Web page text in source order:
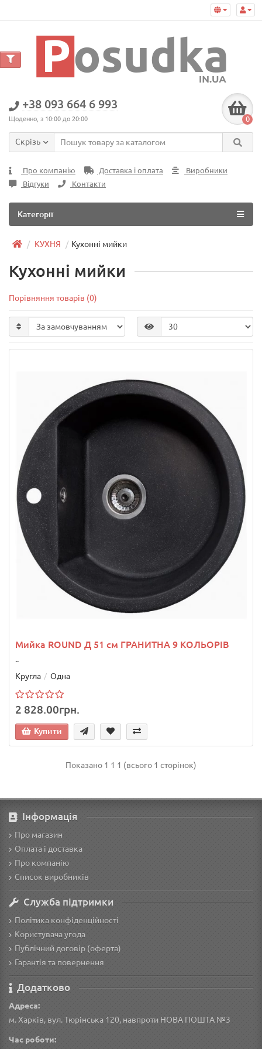
+38 093 664 6 993
Щоденно, з 10:00 до 20:00 0
Скрізь
Про компанію Доставка і оплата
Виробники
Відгуки
Контакти
Категорії
КУХНЯ Кухонні мийки
Кухонні мийки
Порівняння товарів (0)
Мийка ROUND Д 51 см ГРАНИТНА 9 КОЛЬОРІВ
..
Кругла
Одна
2 828.00грн.
Купити
Показано 1 1 1 (всього 1 сторінок)
Інформація
Про магазин
Оплата і доставка
Про компанію
Список виробників
Служба підтримки
Політика конфіденційності
Користувача угода
Публічний договір (оферта)
Гарантія та повернення
Додатково
Адреса:
м. Харків, вул. Тюрінська 120, навпроти НОВА ПОШТА №3
Час роботи: